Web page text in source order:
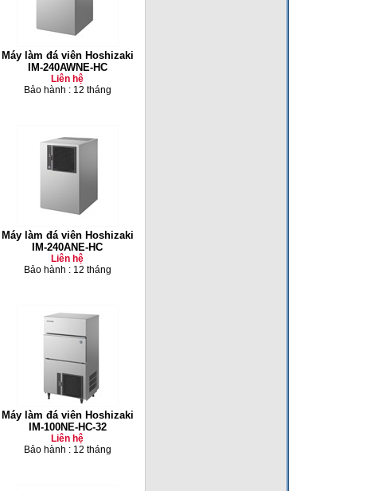
Máy làm đá viên Hoshizaki
IM-240AWNE-HC
Liên hệ
Bảo hành : 12 tháng
Máy làm đá viên Hoshizaki
IM-240ANE-HC
Liên hệ
Bảo hành : 12 tháng
Máy làm đá viên Hoshizaki
IM-100NE-HC-32
Liên hệ
Bảo hành : 12 tháng